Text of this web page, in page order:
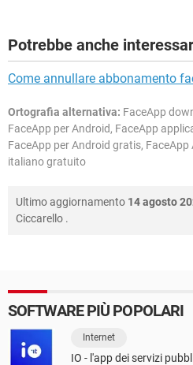
Potrebbe anche
Come annullare abbonamento
Ortografia alternativa: FaceApp
FaceApp per Android, FaceApp
FaceApp per Android gratis,
italiano gratuito
Ultimo aggiornamento 14 agosto
Ciccarello .
SOFTWARE PIÙ POPOLARI
Internet
IO - l'app dei servizi